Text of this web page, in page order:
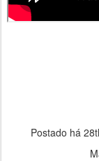
Postado há